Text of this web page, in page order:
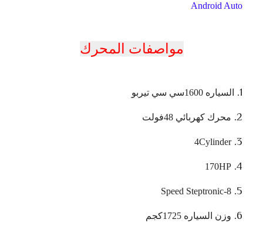
Android Auto
مواصفات المحرك
السياره 1600سي سي تيربو
محرك كهربائي 48فولت
4Cylinder
170HP
8-Speed Steptronic
وزن السياره 1725كجم